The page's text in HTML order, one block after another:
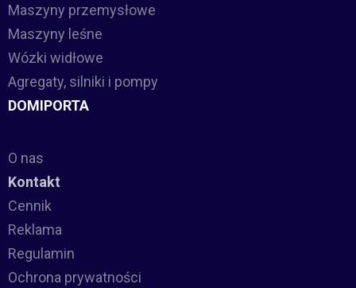
Maszyny przemysłowe
Maszyny leśne
Wózki widłowe
Agregaty, silniki i pompy
DOMIPORTA
O nas
Kontakt
Cennik
Reklama
Regulamin
Ochrona prywatności